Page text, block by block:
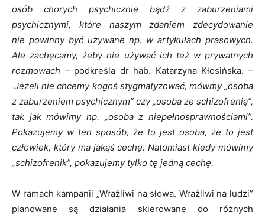
osób chorych psychicznie bądź z zaburzeniami
psychicznymi, które naszym zdaniem zdecydowanie
nie powinny być używane np. w artykułach prasowych.
Ale zachęcamy, żeby nie używać ich też w prywatnych
rozmowach –podkreśla dr hab. Katarzyna Kłosińska. –
Jeżeli nie chcemy kogoś stygmatyzować, mówmy „osoba
z zaburzeniem psychicznym” czy „osoba ze schizofrenią”,
tak jak mówimy np. „osoba z niepełnosprawnościami”.
Pokazujemy w ten sposób, że to jest osoba, że to jest
człowiek, który ma jakąś cechę. Natomiast kiedy mówimy
„schizofrenik”, pokazujemy tylko tę jedną cechę.
W ramach kampanii „Wrażliwi na słowa. Wrażliwi na ludzi”
planowane są działania skierowane do różnych